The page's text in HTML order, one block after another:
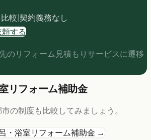
較|契約義務なし
する
先のリフォーム見積もりサービスに遷移
リフォーム補助金
の制度も比較してみましょう。
・浴室リフォーム補助金 →